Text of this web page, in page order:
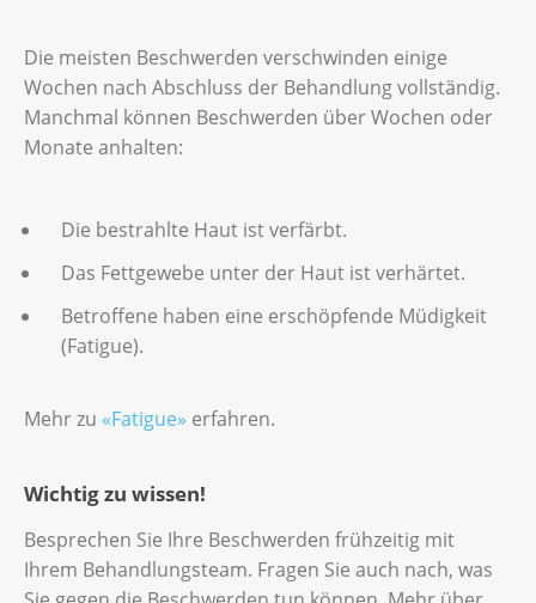
Die meisten Beschwerden verschwinden einige
Wochen nach Abschluss der Behandlung vollständig.
Manchmal können Beschwerden über Wochen oder
Monate anhalten:
Die bestrahlte Haut ist verfärbt.
Das Fettgewebe unter der Haut ist verhärtet.
Betroffene haben eine erschöpfende Müdigkeit
(Fatigue).
Mehr zu «Fatigue» erfahren.
Wichtig zu wissen!
Besprechen Sie Ihre Beschwerden frühzeitig mit
Ihrem Behandlungsteam. Fragen Sie auch nach, was